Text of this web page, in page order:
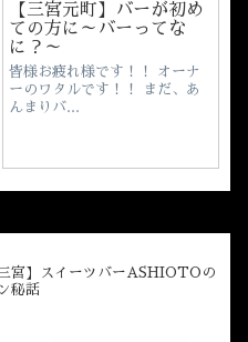
【三宮元町】バーが初め
ての方に～バーってな
に？～
皆様お疲れ様です！！ オーナ
ーのワタルです！！ まだ、あ
んまりバ...
三宮】スイーツバーASHIOTOの
秘話